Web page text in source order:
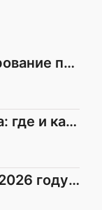
Как сохранить софинансирование по ПДС фрилансерам, если заработок меняется
Школа родственного ухода: где и как научиться заботе о престарелых родственниках
Беззаявительная пенсия в 2026 году: кто выйдет на пенсию, не выходя из дома